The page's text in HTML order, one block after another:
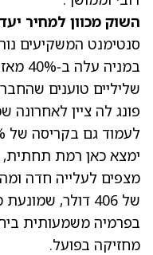
השוק מכוון למחיר יעד
סנטימנט המשקיעים
שליליים טוענים
פונג לה ציין לאחרונה
ימצא כאן רמת תחתית,
מצפים לעלייה חדה
של 406 דולר,
בפרמיה משמעותית
מחזיקה בפועל.